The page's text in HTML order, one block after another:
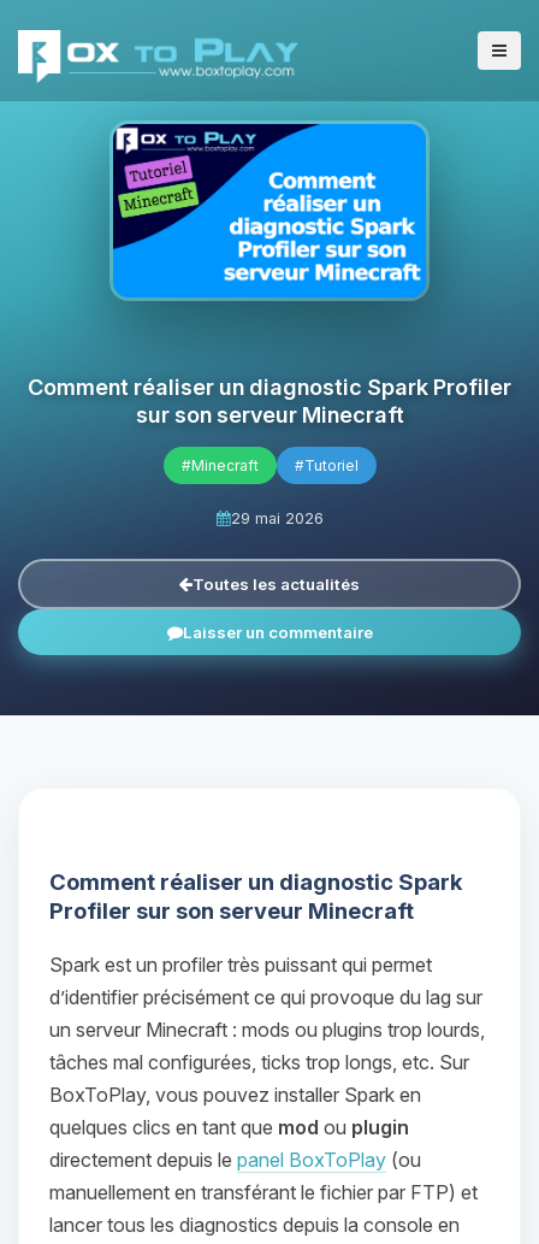
Comment réaliser un diagnostic Spark Profiler
sur son serveur Minecraft
#Minecraft #Tutoriel
29 mai 2026
Toutes les actualités
Laisser un commentaire
Comment réaliser un diagnostic Spark
Profiler sur son serveur Minecraft
Spark est un profiler très puissant qui permet
d’identifier précisément ce qui provoque du lag sur
un serveur Minecraft : mods ou plugins trop lourds,
tâches mal configurées, ticks trop longs, etc. Sur
BoxToPlay, vous pouvez installer Spark en
quelques clics en tant que mod ou plugin
directement depuis le panel BoxToPlay (ou
manuellement en transférant le fichier par FTP) et
lancer tous les diagnostics depuis la console en